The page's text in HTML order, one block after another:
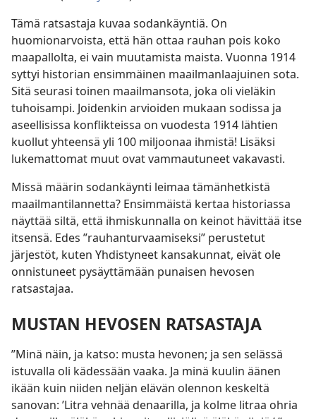
Tämä ratsastaja kuvaa sodankäyntiä. On
huomionarvoista, että hän ottaa rauhan pois koko
maapallolta, ei vain muutamista maista. Vuonna 1914
syttyi historian ensimmäinen maailmanlaajuinen sota.
Sitä seurasi toinen maailmansota, joka oli vieläkin
tuhoisampi. Joidenkin arvioiden mukaan sodissa ja
aseellisissa konflikteissa on vuodesta 1914 lähtien
kuollut yhteensä yli 100 miljoonaa ihmistä! Lisäksi
lukemattomat muut ovat vammautuneet vakavasti.
Missä määrin sodankäynti leimaa tämänhetkistä
maailmantilannetta? Ensimmäistä kertaa historiassa
näyttää siltä, että ihmiskunnalla on keinot hävittää itse
itsensä. Edes ”rauhanturvaamiseksi” perustetut
järjestöt, kuten Yhdistyneet kansakunnat, eivät ole
onnistuneet pysäyttämään punaisen hevosen
ratsastajaa.
MUSTAN HEVOSEN RATSASTAJA
”Minä näin, ja katso: musta hevonen; ja sen selässä
istuvalla oli kädessään vaaka. Ja minä kuulin äänen
ikään kuin niiden neljän elävän olennon keskeltä
sanovan: ’Litra vehnää denaarilla, ja kolme litraa ohria